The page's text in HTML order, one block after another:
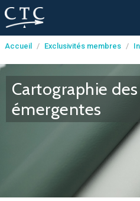
Panneau de gestion des cookies
Accueil / Exclusivités membres /
Cartographie
émergentes